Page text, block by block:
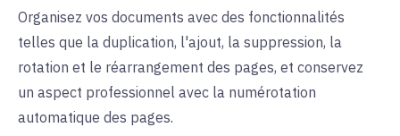
Organisez vos documents avec des fonctionnalités
telles que la duplication, l'ajout, la suppression, la
rotation et le réarrangement des pages, et conservez
un aspect professionnel avec la numérotation
automatique des pages.